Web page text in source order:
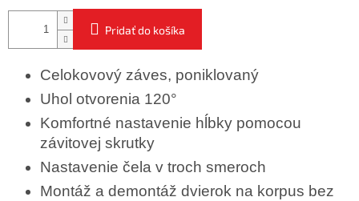
Pridať do košíka
Celokovový záves, poniklovaný
Uhol otvorenia 120°
Komfortné nastavenie hĺbky pomocou
závitovej skrutky
Nastavenie čela v troch smeroch
Montáž a demontáž dvierok na korpus bez